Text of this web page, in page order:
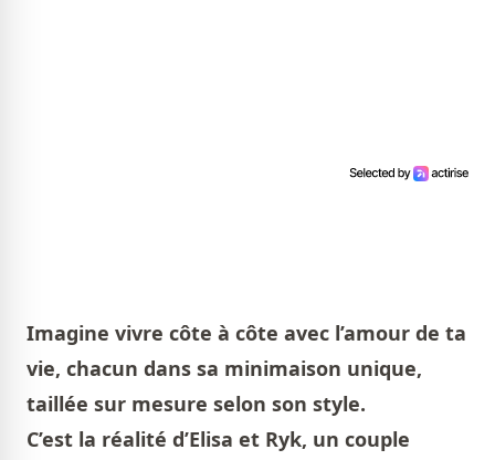
Imagine vivre côte à côte avec l’amour de ta
vie, chacun dans sa minimaison unique,
taillée sur mesure selon son style.
C’est la réalité d’Elisa et Ryk, un couple